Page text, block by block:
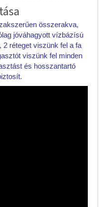
összerakva,
jóváhagyott vízbázísú
2 réteget viszünk fel a fa
viszünk fel minden
és hosszantartó